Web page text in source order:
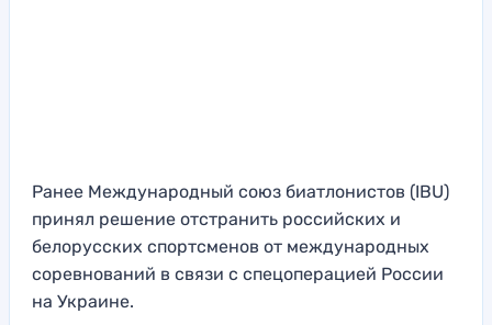
Ранее Международный союз биатлонистов (IBU)
принял решение отстранить российских и
белорусских спортсменов от международных
соревнований в связи с спецоперацией России
на Украине.